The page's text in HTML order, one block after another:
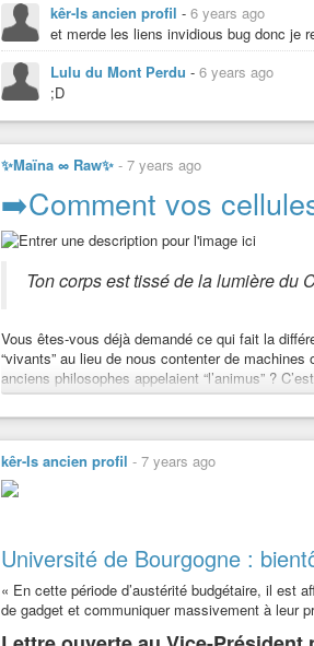
kêr-Is ancien profil - 6 years ago
et merde les liens invidious bug donc je
Lulu du Mont Perdu - 6 years ago
;D
✨Maïna ∞ Raw✨ - 7 years ago
➡️Comment vos
Ton corps est tissé de la lumière du
Vous êtes-vous déjà demandé ce qui fait la
“vivants” au lieu de nous contenter de
anciens philosophes appelaient “l’animus” ?
communiquent.
l’accumulation de 10 billions de cellules
De plus, toutes les quelques secondes, plus de
fonctionnent pas au niveau de la lumière - la
La messagerie chimique pour orchestrer ce
contemporain de Vladimir Vernadsky et de Fritz
kêr-Is ancien profil - 7 years ago
Université de Bourgogne :
« En cette période d’austérité budgétaire, il est
de gadget et communiquer massivement à leur